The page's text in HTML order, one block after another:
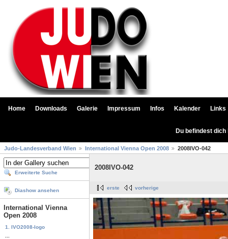
Home Downloads Galerie Impressum Infos Kalender Links
Du befindest
Judo-Landesverband Wien International Vienna Open 2008 2008IVO-042
Erweiterte Suche
Diashow ansehen
International Vienna
Open 2008
1. IVO2008-logo
2008IVO-042
erste vorherige